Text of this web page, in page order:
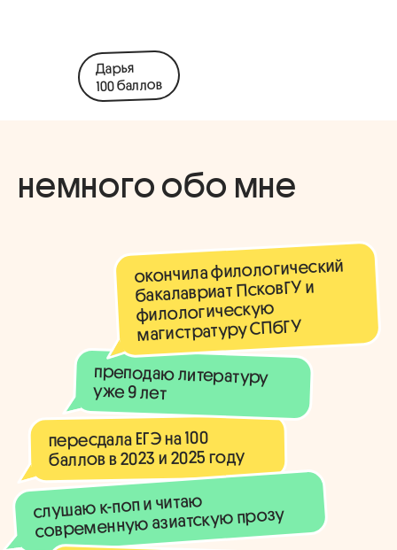
Дарья
100 баллов
немного обо мне
окончила филологический
бакалавриат ПсковГУ и
филологическую
магистратуру СПбГУ
преподаю литературу
уже 9 лет
пересдала ЕГЭ на 100
баллов в 2023 и 2025 году
слушаю к-поп и читаю
современную азиатскую прозу